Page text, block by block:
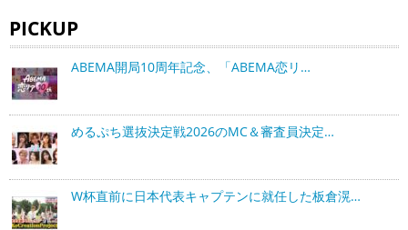
PICKUP
ABEMA開局10周年記念、「ABEMA恋リ…
めるぷち選抜決定戦2026のMC＆審査員決定…
W杯直前に日本代表キャプテンに就任した板倉滉…